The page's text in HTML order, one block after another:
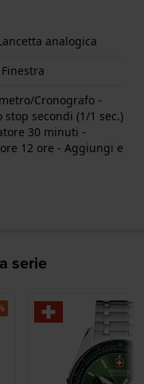
analogica
Cronografo -
stop secondi (1/1 sec.)
30 minuti -
12 ore - Aggiungi e
serie